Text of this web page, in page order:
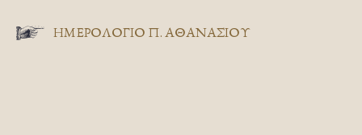
ΗΜΕΡΟΛΟΓΙΟ Π. ΑΘΑΝΑΣΙΟΥ